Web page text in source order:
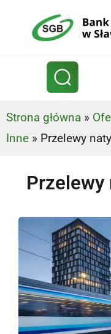
Strona główna »
Inne » Przelewy